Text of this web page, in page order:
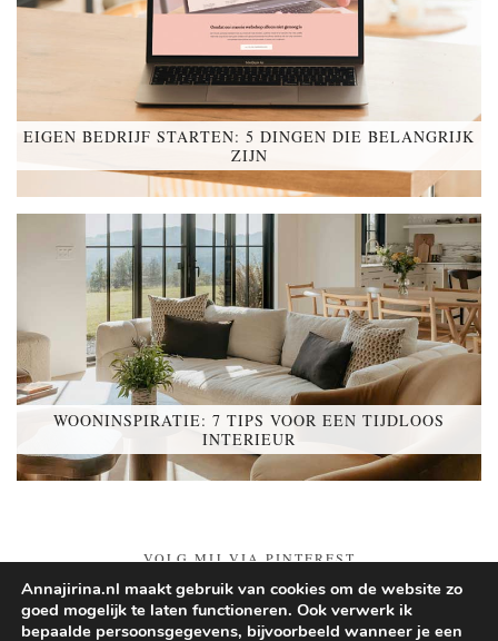
EIGEN BEDRIJF STARTEN: 5 DINGEN DIE BELANGRIJK
ZIJN
WOONINSPIRATIE: 7 TIPS VOOR EEN TIJDLOOS
INTERIEUR
VOLG MIJ VIA PINTEREST
Follow on Pinterest
Annajirina.nl maakt gebruik van cookies om de website zo
goed mogelijk te laten functioneren. Ook verwerk ik
bepaalde persoonsgegevens, bijvoorbeeld wanneer je een